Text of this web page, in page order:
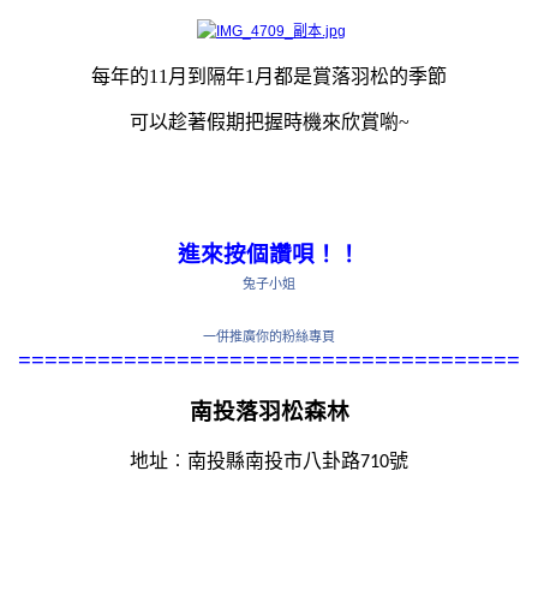
每年的11月到隔年1月都是賞落羽松的季節
可以趁著假期把握時機來欣賞喲~
進來按個讚唄！！
兔子小姐
一併推廣你的粉絲專頁
======================================
南投落羽松森林
地址︰ 南投縣南投市八卦路710號